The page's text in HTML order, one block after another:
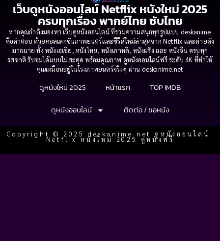
เว็บดูหนังออนไลน์ Netflix หนังใหม่ 2025
ครบทุกเรื่อง พากย์ไทย ซับไทย
หากคุณกำลังมองหา เว็บดูหนังออนไลน์ ที่รวมความสนุกทุกรูปแบบ deskanime
คือคำตอบ ด้วยคอลเลกชันภาพยนตร์และซีรีส์ใหม่ล่าสุดจาก Netflix และค่ายดัง
มากมาย ทั้ง หนังเอเชีย, หนังไทย, หนังเกาหลี, หนังฝรั่ง และ หนังจีน ครบทุก
รสชาติ รับชมได้แบบไม่สะดุด พร้อมคุณภาพ ดูหนังออนไลน์ฟรี ระดับ 4K ที่ทำให้
คุณเหมือนอยู่ในโรงภาพยนตร์จริงๆ ผ่าน deskanime.net
ดูหนังใหม่ 2025 หน้าแรก
TOP IMDB
ดูหนังออนไลน์
ติดต่อ / ขอหนัง
Copyright © 2025 deskanime.net ดูหนังออนไลน์
Netflix หนังใหม่ 2025 ดูหนังฟรี